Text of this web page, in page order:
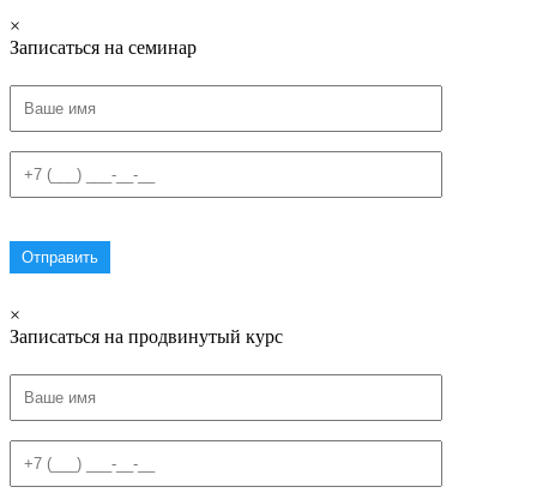
×
Записаться на семинар
×
Записаться на продвинутый курс